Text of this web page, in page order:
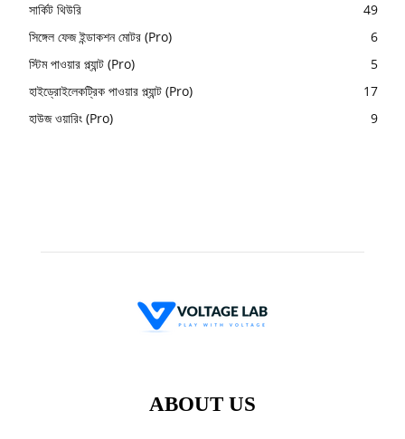
সার্কিট থিউরি
49
সিঙ্গেল ফেজ ইন্ডাকশন মোটর (Pro)
6
স্টিম পাওয়ার প্ল্যান্ট (Pro)
5
হাইড্রোইলেকট্রিক পাওয়ার প্ল্যান্ট (Pro)
17
হাউজ ওয়ারিং (Pro)
9
ABOUT US